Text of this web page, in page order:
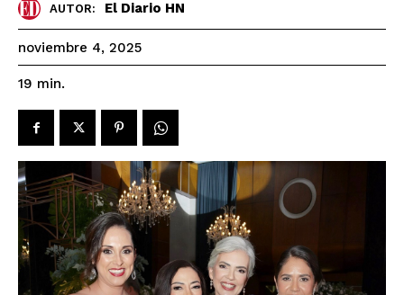
AUTOR: El Diario HN
noviembre 4, 2025
19 min.